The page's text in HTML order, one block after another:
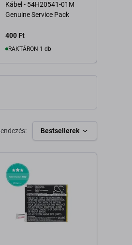
Kábel - 54H20541-01M
Genuine Service Pack
400 Ft
RAKTÁRON 1 db
Kosárba
Bestsellerek